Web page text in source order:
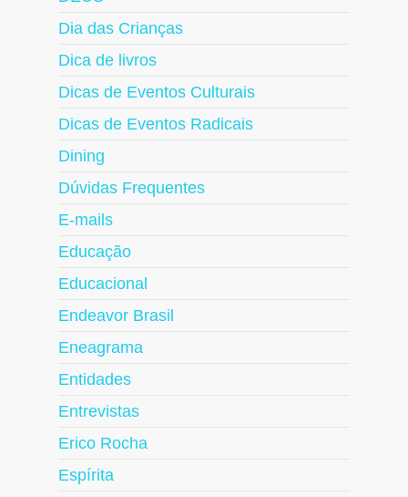
Dia das Crianças
Dica de livros
Dicas de Eventos Culturais
Dicas de Eventos Radicais
Dining
Dúvidas Frequentes
E-mails
Educação
Educacional
Endeavor Brasil
Eneagrama
Entidades
Entrevistas
Erico Rocha
Espírita